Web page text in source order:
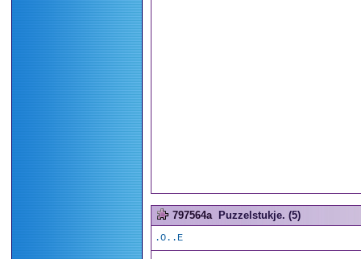
797564a Puzzelstukje. (5)
.O..E